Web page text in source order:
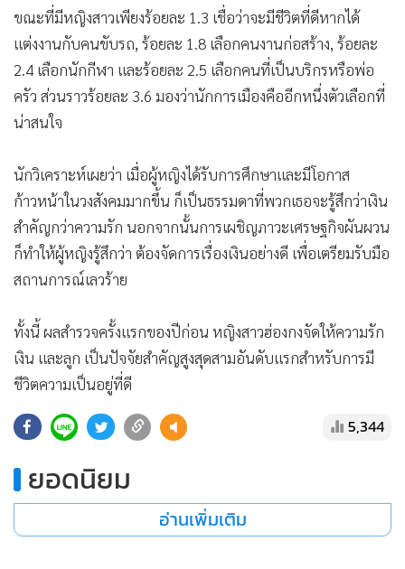
ขณะที่มีหญิงสาวเพียงร้อยละ 1.3 เชื่อว่าจะมีชีวิตที่ดีหากได้
แต่งงานกับคนขับรถ, ร้อยละ 1.8 เลือกคนงานก่อสร้าง, ร้อยละ
2.4 เลือกนักกีฬา และร้อยละ 2.5 เลือกคนที่เป็นบริกรหรือพ่อ
ครัว ส่วนราวร้อยละ 3.6 มองว่านักการเมืองคืออีกหนึ่งตัวเลือกที่
น่าสนใจ
นักวิเคราะห์เผยว่า เมื่อผู้หญิงได้รับการศึกษาและมีโอกาส
ก้าวหน้าในวงสังคมมากขึ้น ก็เป็นธรรมดาที่พวกเธอจะรู้สึกว่าเงิน
สำคัญกว่าความรัก นอกจากนั้นการเผชิญภาวะเศรษฐกิจผันผวน
ก็ทำให้ผู้หญิงรู้สึกว่า ต้องจัดการเรื่องเงินอย่างดี เพื่อเตรียมรับมือ
สถานการณ์เลวร้าย
ทั้งนี้ ผลสำรวจครั้งแรกของปีก่อน หญิงสาวฮ่องกงจัดให้ความรัก
เงิน และลูก เป็นปัจจัยสำคัญสูงสุดสามอันดับแรกสำหรับการมี
ชีวิตความเป็นอยู่ที่ดี
5,344
ยอดนิยม
อ่านเพิ่มเติม